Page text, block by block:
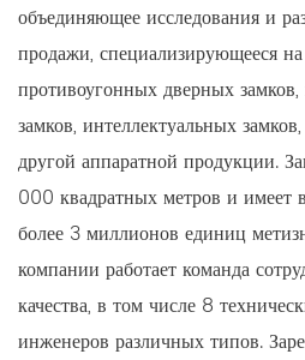
объединяющее исследования и
продажи, специализирующееся
противоугонных дверных
замков, интеллектуальных
другой аппаратной продукции.
000 квадратных метров и имеет
более 3 миллионов единиц
компании работает команда
качества, в том числе 8
инженеров различных типов.